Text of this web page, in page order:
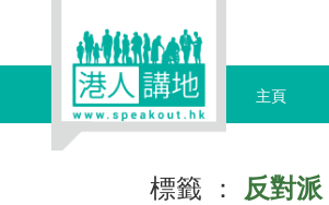
主頁
標籤 ： 反對派